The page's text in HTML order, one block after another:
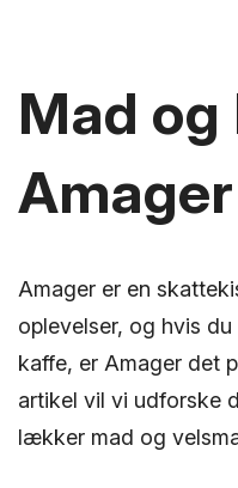
Mad og
Amager
Amager er en
oplevelser, og hvis
kaffe, er Amager det
artikel vil vi udforske
lækker mad og